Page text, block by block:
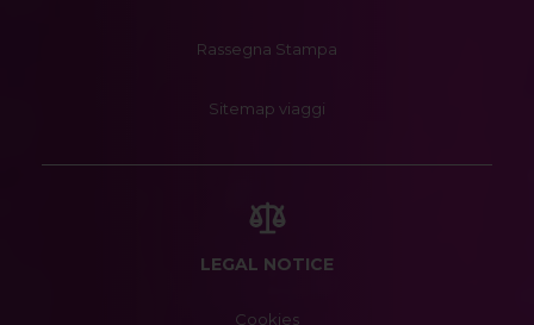
Rassegna Stampa
Sitemap viaggi
LEGAL NOTICE
Cookies